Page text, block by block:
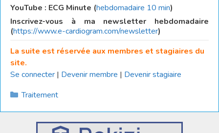
YouTube : ECG Minute (hebdomadaire 10 min)
Inscrivez-vous à ma newsletter hebdomadaire
(https://www.e-cardiogram.com/newsletter)
La suite est réservée aux membres et stagiaires du
site.
Se connecter | Devenir membre | Devenir stagiaire
Catégories
Traitement